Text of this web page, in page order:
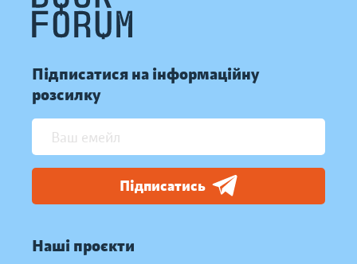
Підписатися на інформаційну
розсилку
Підписатись
Наші проєкти